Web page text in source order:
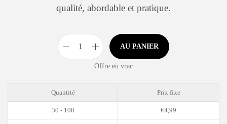
qualité, abordable et pratique.
AU PANIER
Offre en vrac
Quantité Prix fixe
30 - 100 €4,99